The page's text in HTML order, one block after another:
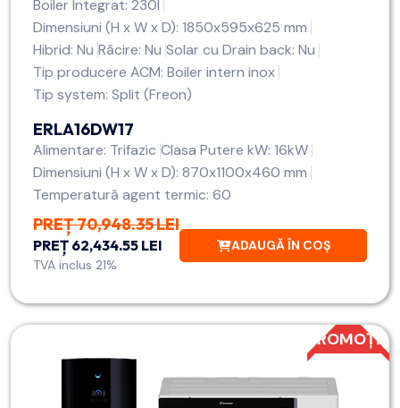
Boiler Integrat: 230l
Dimensiuni (H x W x D): 1850x595x625 mm
Hibrid: Nu Răcire: Nu Solar cu Drain back: Nu
Tip producere ACM: Boiler intern inox
Tip system: Split (Freon)
ERLA16DW17
Alimentare: Trifazic Clasa Putere kW: 16kW
Dimensiuni (H x W x D): 870x1100x460 mm
Temperatură agent termic: 60
PREȚ 70,948.35 LEI
PREȚ 62,434.55 LEI
TVA inclus 21%
ADAUGĂ ÎN COȘ
PROMOȚIE